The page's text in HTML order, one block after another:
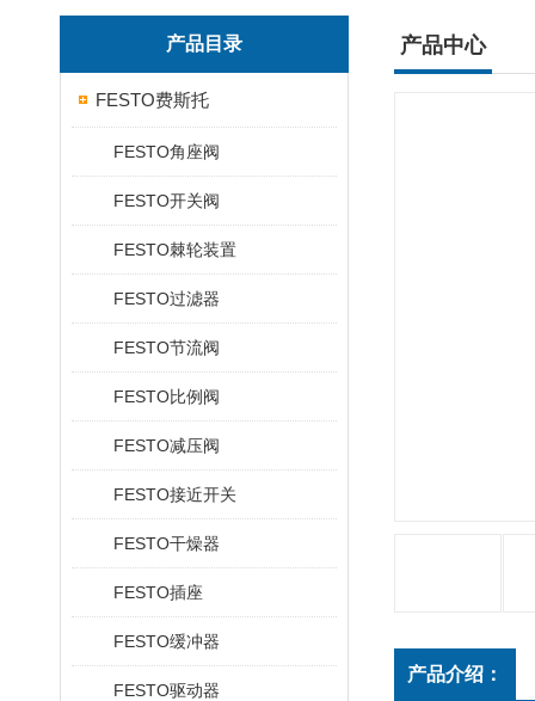
产品目录
FESTO费斯托
FESTO角座阀
FESTO开关阀
FESTO棘轮装置
FESTO过滤器
FESTO节流阀
FESTO比例阀
FESTO减压阀
FESTO接近开关
FESTO干燥器
FESTO插座
FESTO缓冲器
FESTO驱动器
产品中心
产品介绍：